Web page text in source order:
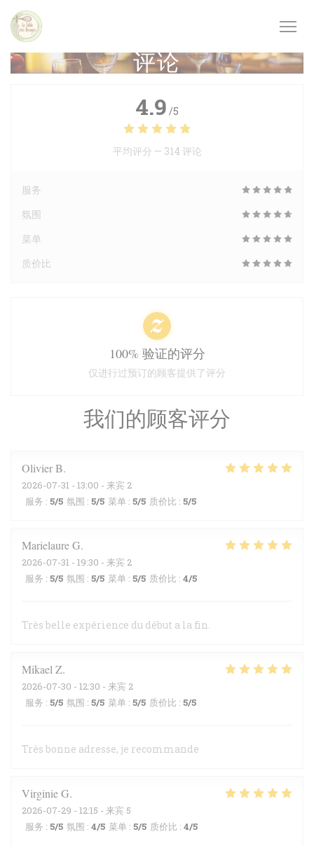
Cookie管理面板
评论
我们的顾客评分
OlivierB
2026-07-31 - 13:00 - 来宾 2
服务 : 5/5 氛围 : 5/5 菜单 : 5/5 质价比 : 5/5
MarielaureG
2026-07-31 - 19:30 - 来宾 2
服务 : 5/5 氛围 : 5/5 菜单 : 5/5 质价比 : 4/5
Très belle expérience du début a la fin.
Mikael Z
2026-07-30 - 12:30 - 来宾 2
服务 : 5/5 氛围 : 5/5 菜单 : 5/5 质价比 : 5/5
Très bonne adresse, je recommande
VirginieG
2026-07-29 - 12:15 - 来宾 5
服务 : 5/5 氛围 : 4/5 菜单 : 5/5 质价比 : 4/5
4.9 /5
平均评分 — 314 评论
服务
氛围
菜单
质价比
100% 验证的评分
仅进行过预订的顾客提供了评分